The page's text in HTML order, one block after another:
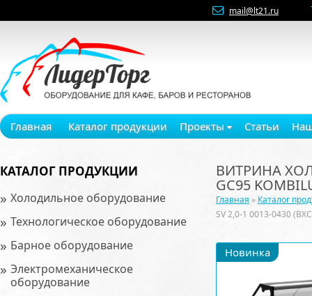
mail@lt21.ru
Главная Каталог продукции Проекты Статьи
КАТАЛОГ ПРОДУКЦИИ
» Холодильное оборудование
» Технологическое оборудование
» Барное оборудование
» Электромеханическое
оборудование
ВИТРИНА
GC95
Главная » Каталог
SV 2,0-1 0013-0430
Новинка